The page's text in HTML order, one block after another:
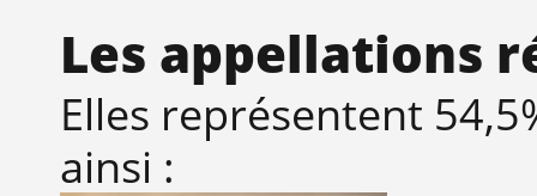
Les appellations
Elles représentent
ainsi :